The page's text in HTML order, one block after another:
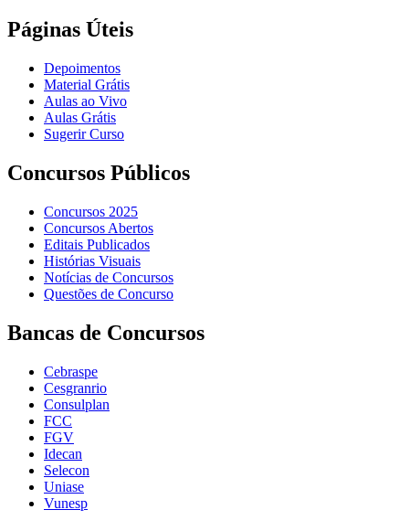
Páginas Úteis
Depoimentos
Material Grátis
Aulas ao Vivo
Aulas Grátis
Sugerir Curso
Concursos Públicos
Concursos 2025
Concursos Abertos
Editais Publicados
Histórias Visuais
Notícias de Concursos
Questões de Concurso
Bancas de Concursos
Cebraspe
Cesgranrio
Consulplan
FCC
FGV
Idecan
Selecon
Uniase
Vunesp